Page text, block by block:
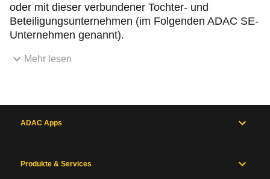
oder mit dieser verbundener Tochter- und
Beteiligungsunternehmen (im Folgenden ADAC SE-
Unternehmen genannt).
Mehr lesen
ADAC Apps
Produkte & Services